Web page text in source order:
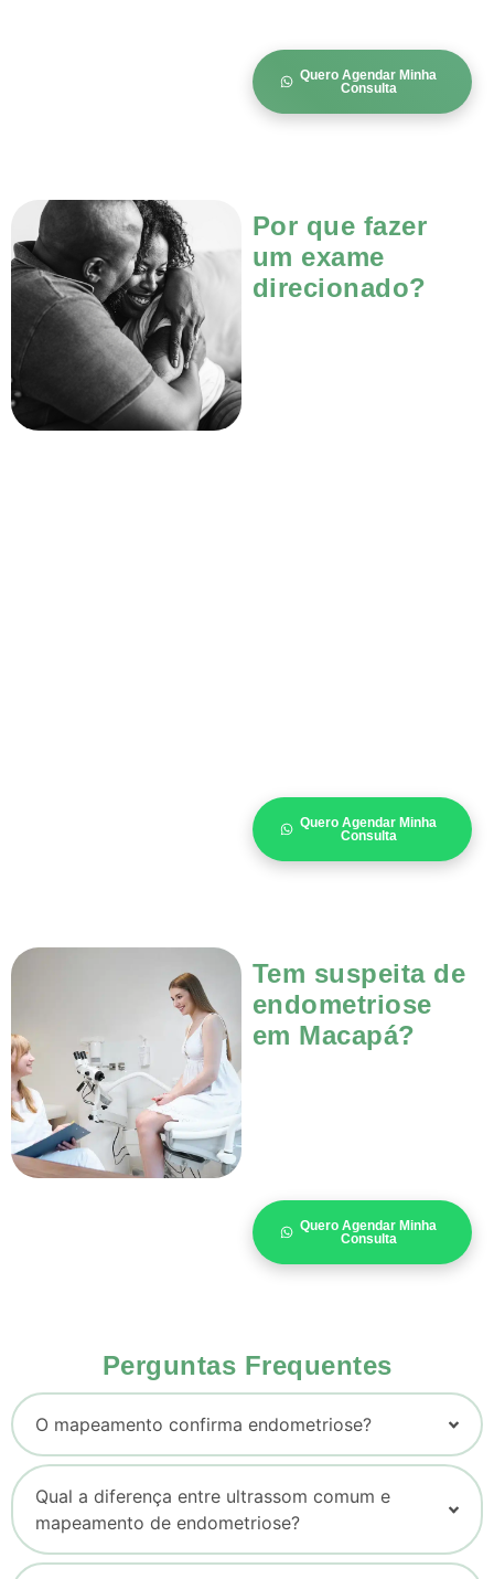
Quero Agendar Minha
Consulta
Por que fazer
um exame
direcionado?
Quero Agendar Minha
Consulta
Tem suspeita de
endometriose
em Macapá?
Quero Agendar Minha
Consulta
Perguntas Frequentes
O mapeamento confirma endometriose?
Qual a diferença entre ultrassom comum e
mapeamento de endometriose?